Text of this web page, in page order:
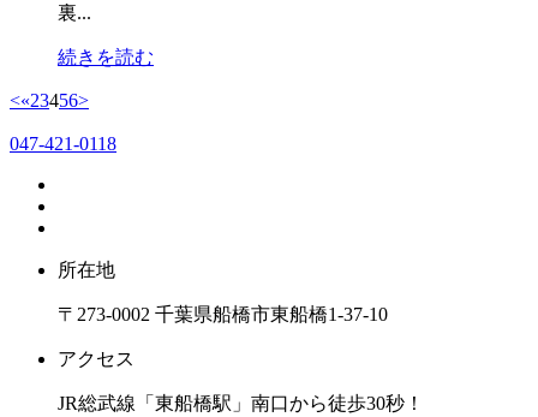
裏...
続きを読む
<«23456>
047-421-0118
所在地
〒273-0002 千葉県船橋市東船橋1-37-10
アクセス
JR総武線「東船橋駅」南口から徒歩30秒！